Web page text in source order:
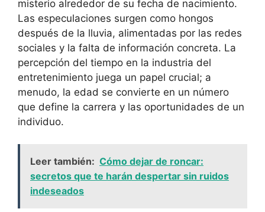
misterio alrededor de su fecha de nacimiento.
Las especulaciones surgen como hongos
después de la lluvia, alimentadas por las redes
sociales y la falta de información concreta. La
percepción del tiempo en la industria del
entretenimiento juega un papel crucial; a
menudo, la edad se convierte en un número
que define la carrera y las oportunidades de un
individuo.
Leer también: Cómo dejar de roncar:
secretos que te harán despertar sin ruidos
indeseados